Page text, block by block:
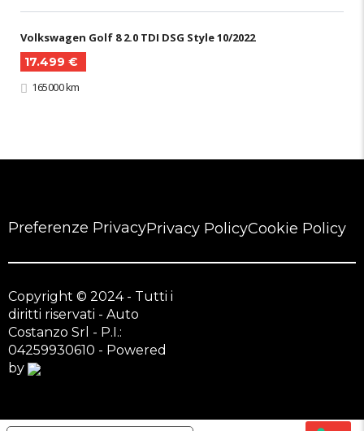
Volkswagen Golf 8 2.0 TDI DSG Style 10/2022
17.499 €
165000 km
Preferenze PrivacyPrivacy PolicyCookie Policy
Copyright © 2024 - Tutti i
diritti riservati - Auto
Costanzo Srl - P.I.:
04259930610 - Powered
by